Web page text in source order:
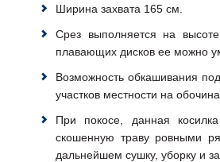
Ширина захвата 165 см.
Срез выполняется на
плавающих дисков ее можно
Возможность обкашивания
участков местности на
При покосе, данная
скошенную траву ровными
дальнейшем сушку, уборку и